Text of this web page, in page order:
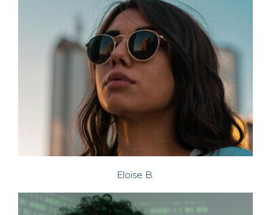
Eloise B.